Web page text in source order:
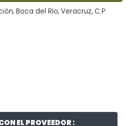
Boca del Río, Veracruz, C.P.
EL PROVEEDOR :